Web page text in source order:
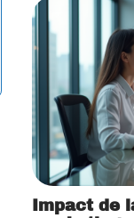
Impact de